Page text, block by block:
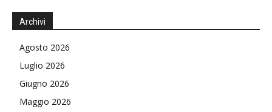
Archivi
Agosto 2026
Luglio 2026
Giugno 2026
Maggio 2026